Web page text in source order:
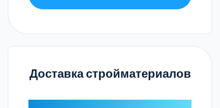
Доставка стройматериалов